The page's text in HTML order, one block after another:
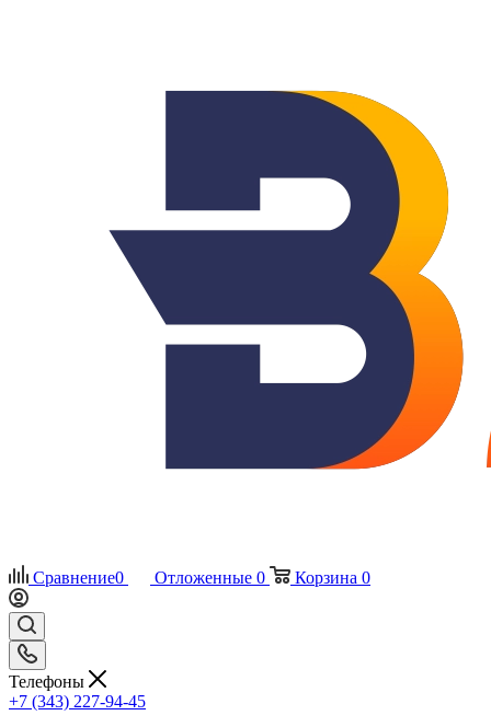
Сравнение0 Отложенные 0 Корзина 0
Телефоны
+7 (343) 227-94-45